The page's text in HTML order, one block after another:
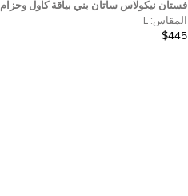
فستان نيكولاس ساتان بني بياقة كاول وحزام
ماكسي سليب مقاس كبير
المقاس: L
$445